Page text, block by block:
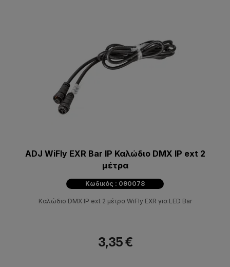
ADJ WiFly EXR Bar IP Καλώδιο DMX IP ext 2
μέτρα
Κωδικός : 090078
Καλώδιο DMX IP ext 2 μέτρα WiFly EXR για LED Bar
3,35 €